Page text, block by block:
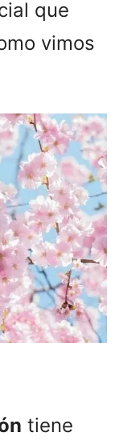
que
vimos
tiene